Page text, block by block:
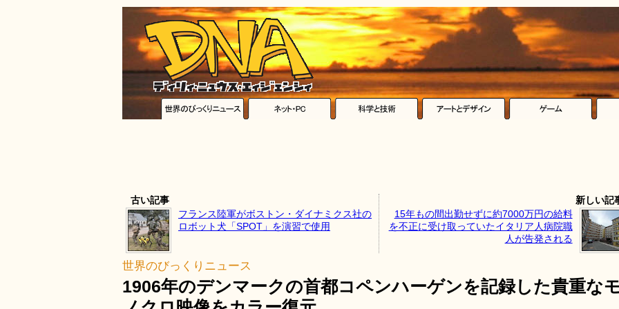
古い記事
フランス陸軍がボストン・ダイナミクス社の
ロボット犬「SPOT」を演習で使用
新しい記
15年もの間出勤せずに約7000万円の給料
を不正に受け取っていたイタリア人病院職
人が告発される
世界のびっくりニュース
1906年のデンマークの首都コペンハーゲンを記録した貴重な